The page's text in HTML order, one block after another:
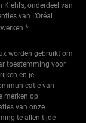
onderdeel van
van L’Oréal
*
worden gebruikt om
toestemming voor
en je
van
merken op
van onze
te allen tijde